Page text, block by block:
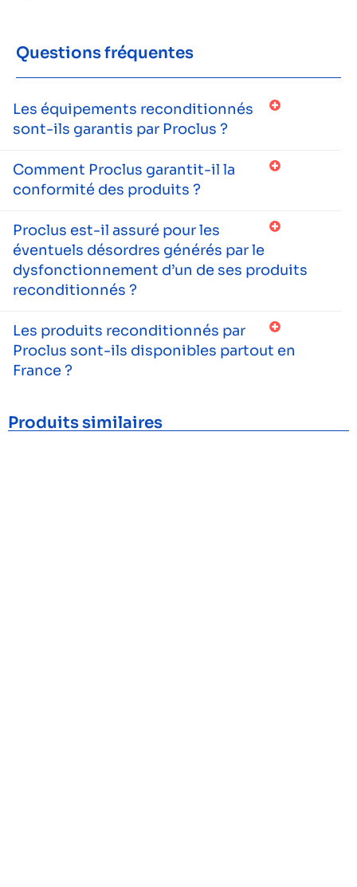
Questions fréquentes
Les équipements reconditionnés
sont-ils garantis par Proclus ?
Comment Proclus garantit-il la
conformité des produits ?
Proclus est-il assuré pour les
éventuels désordres générés par le
dysfonctionnement d’un de ses produits
reconditionnés ?
Les produits reconditionnés par
Proclus sont-ils disponibles partout en
France ?
Produits similaires